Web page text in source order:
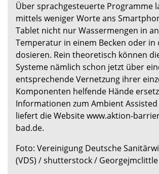
Über sprachgesteuerte Programme
mittels weniger Worte ans
Tablet nicht nur Wassermengen in
Temperatur in einem Becken oder in
dosieren. Rein theoretisch können
Systeme nämlich schon jetzt über
entsprechende Vernetzung ihrer
Komponenten helfende Hände
Informationen zum Ambient Assisted
liefert die Website www.aktion-
bad.de.
Foto: Vereinigung Deutsche
(VDS) / shutterstock /